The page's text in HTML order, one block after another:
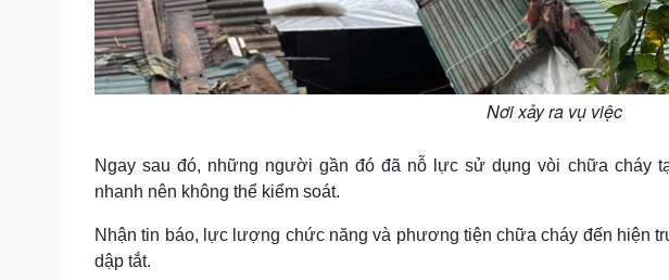
Nơi xảy ra vụ việc
Ngay sau đó, những người gần đó đã nỗ lực sử dụng vòi chữa cháy
nhanh nên không thể kiểm soát.
Nhận tin báo, lực lượng chức năng và phương tiện chữa cháy đến hiện
dập tắt.